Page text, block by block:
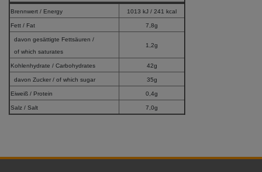
Brennwert / Energy 1013 kJ / 241 kcal
Fett / Fat 7,8g
davon gesättigte Fettsäuren /
of which saturates
1,2g
Kohlenhydrate / Carbohydrates 42g
davon Zucker / of which sugar 35g
Eiweiß / Protein 0,4g
Salz / Salt 7,0g